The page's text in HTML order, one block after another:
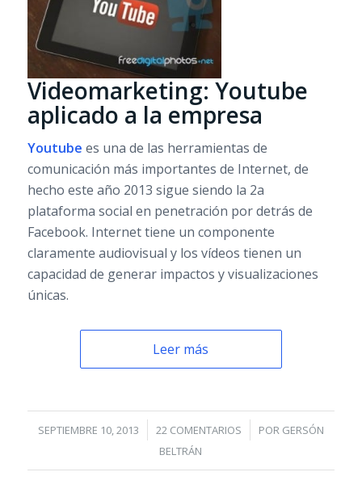
Videomarketing: Youtube
aplicado a la empresa
Youtube es una de las herramientas de
comunicación más importantes de Internet, de
hecho este año 2013 sigue siendo la 2a
plataforma social en penetración por detrás de
Facebook. Internet tiene un componente
claramente audiovisual y los vídeos tienen un
capacidad de generar impactos y visualizaciones
únicas.
Leer más
SEPTIEMBRE 10, 2013
/ 22 COMENTARIOS
/ POR GERSÓN
BELTRÁN